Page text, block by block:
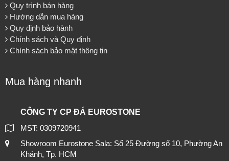
Quy trình bán hàng
Hướng dẫn mua hàng
Quy định bảo hành
Chính sách và Quy định
Chính sách bảo mật thông tin
Mua hàng nhanh
CÔNG TY CP ĐÁ EUROSTONE
MST: 0309720941
Showroom Eurostone Sala: Số 25 Đường số 10, Phường An
Khánh, Tp. HCM